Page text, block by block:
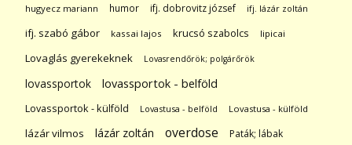
hugyecz mariann humor ifj. dobrovitz józsef ifj. lázár zoltán
ifj. szabó gábor kassai lajos krucsó szabolcs lipicai
Lovaglás gyerekeknek Lovasrendőrök; polgárőrök
lovassportok lovassportok - belföld
Lovassportok - külföld Lovastusa - belföld Lovastusa - külföld
lázár vilmos lázár zoltán overdose Paták; lábak